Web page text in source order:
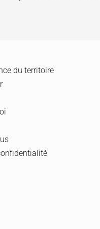
du territoire